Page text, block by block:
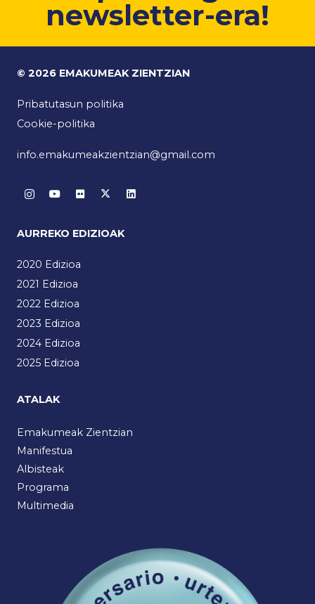
newsletter-era!
© 2026 EMAKUMEAK ZIENTZIAN
Pribatutasun politika
Cookie-politika
info.emakumeakzientzian@gmail.com
AURREKO EDIZIOAK
2020 Edizioa
2021 Edizioa
2022 Edizioa
2023 Edizioa
2024 Edizioa
2025 Edizioa
ATALAK
Emakumeak Zientzian
Manifestua
Albisteak
Programa
Multimedia